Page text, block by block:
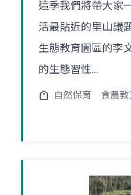
這季我們將帶大家
活最貼近的里山議
生態教育園區的李
的生態習性...
自然保育 食農教